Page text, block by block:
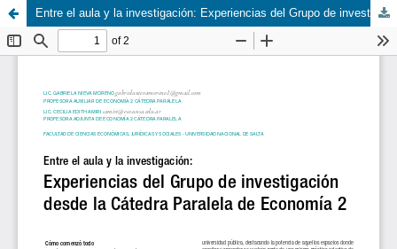
Entre el aula y la investigación: Experiencias del Grupo de investigación desde la Cátedra Paralela de Economía 2